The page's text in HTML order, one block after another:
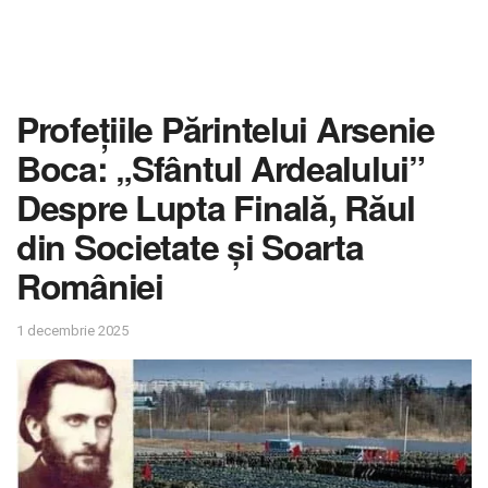
Profețiile Părintelui Arsenie
Boca: „Sfântul Ardealului”
Despre Lupta Finală, Răul
din Societate și Soarta
României
1 decembrie 2025